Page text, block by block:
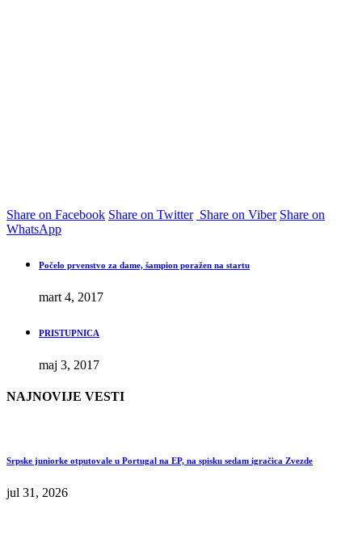
Share on Facebook Share on Twitter Share on Viber Share on
WhatsApp
Počelo prvenstvo za dame, šampion poražen na startu
mart 4, 2017
PRISTUPNICA
maj 3, 2017
NAJNOVIJE VESTI
Srpske juniorke otputovale u Portugal na EP, na spisku sedam igračica Zvezde
jul 31, 2026